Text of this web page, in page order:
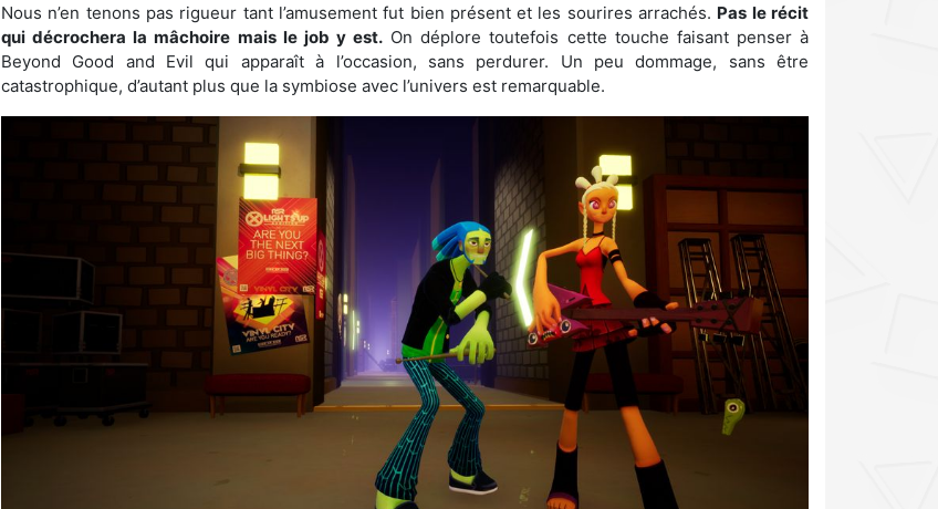
Nous n’en tenons pas rigueur tant l’amusement fut bien présent et les sourires arrachés. Pas le récit
qui décrochera la mâchoire mais le job y est. On déplore toutefois cette touche faisant penser à
Beyond Good and Evil qui apparaît à l’occasion, sans perdurer. Un peu dommage, sans être
catastrophique, d’autant plus que la symbiose avec l’univers est remarquable.